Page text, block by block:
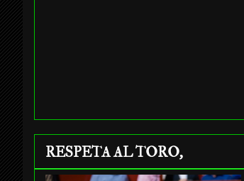
RESPETA AL TORO,